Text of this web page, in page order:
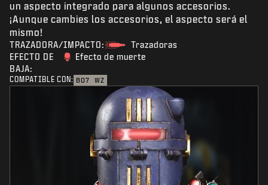
un aspecto integrado para algunos accesorios.
¡Aunque cambies los accesorios, el aspecto será el
mismo!
TRAZADORA/IMPACTO:
Trazadoras
EFECTO DE
BAJA:
Efecto de muerte
COMPATIBLE CON: BO7 WZ